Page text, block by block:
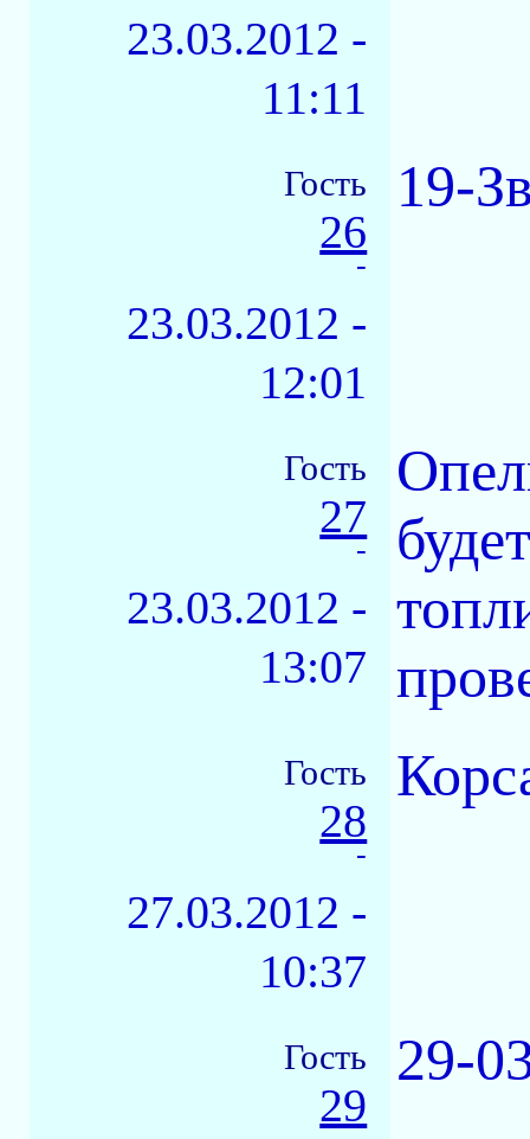
23.03.2012 -
11:11
Гость
26
-
23.03.2012 -
12:01
19-
Гость
27
-
23.03.2012 -
13:07
Гость
28
-
27.03.2012 -
10:37
Гость
29
29-